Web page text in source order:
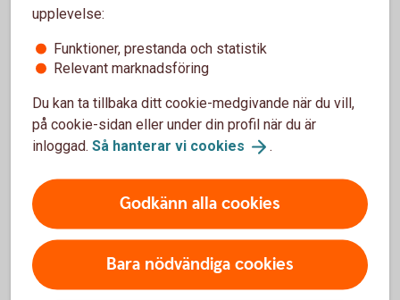
Kontakta SpeedLedger för hjälp med tjänsten.
Digital visning
upplevelse:
Funktioner, prestanda och statistik
Relevant marknadsföring
Du kan ta tillbaka ditt cookie-medgivande när du vill,
på cookie-sidan eller under din profil när du är
inloggad. Så hanterar vi cookies .
Godkänn alla cookies
Bara nödvändiga cookies